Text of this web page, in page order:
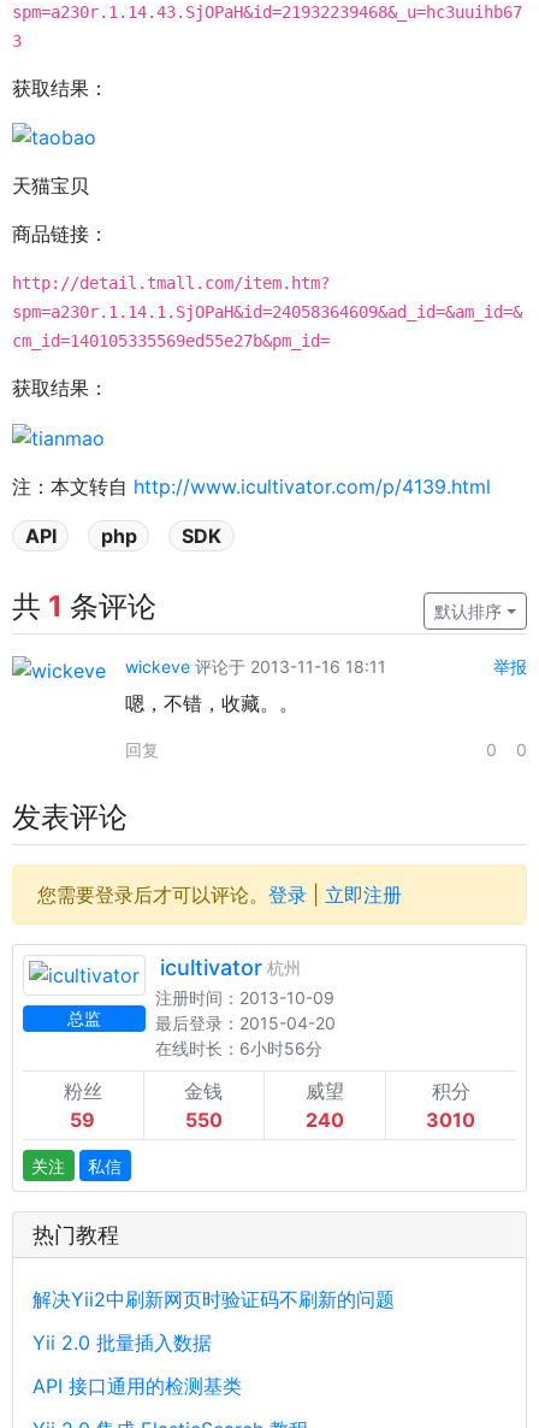
spm=a230r.1.14.43.SjOPaH&id=21932239468&_u=hc3uuihb67
3
获取结果：
天猫宝贝
商品链接：
http://detail.tmall.com/item.htm?
spm=a230r.1.14.1.SjOPaH&id=24058364609&ad_id=&am_id=&
cm_id=140105335569ed55e27b&pm_id=
获取结果：
注：本文转自 http://www.icultivator.com/p/4139.html
API php SDK
共 1 条评论 默认排序
wickeve 评论于 2013-11-16 18:11 举报
嗯，不错，收藏。。
回复 0 0
发表评论
您需要登录后才可以评论。 登录 立即注册
总监
icultivator 杭州
注册时间：2013-10-09
最后登录：2015-04-20
在线时长：6小时56分
粉丝
59
金钱
550
威望
240
积分
3010
关注 私信
热门教程
解决Yii2中刷新网页时验证码不刷新的问题
Yii 2.0 批量插入数据
API 接口通用的检测基类